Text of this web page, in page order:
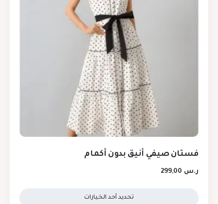
فستان صيفي أنيق بدون أكمام
ر.س
تحديد أحد الخيارات